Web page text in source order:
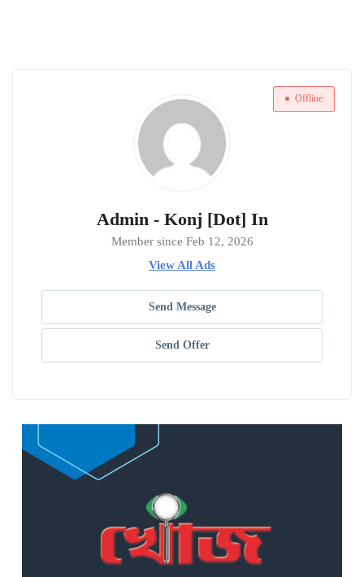
Offline
Admin - Konj [Dot] In
Member since Feb 12, 2026
View All Ads
Send Message
Send Offer